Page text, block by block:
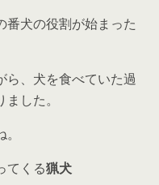
番犬の役割が始まった
ら、犬を食べていた過
した。
てくる猟犬